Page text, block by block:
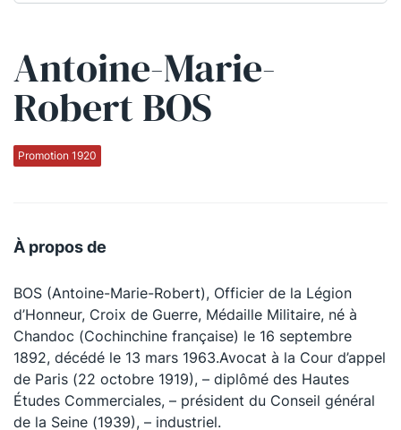
Antoine-Marie-
Robert BOS
Promotion 1920
À propos de
BOS (Antoine-Marie-Robert), Officier de la Légion
d’Honneur, Croix de Guerre, Médaille Militaire, né à
Chandoc (Cochinchine française) le 16 septembre
1892, décédé le 13 mars 1963.Avocat à la Cour d’appel
de Paris (22 octobre 1919), – diplômé des Hautes
Études Commerciales, – président du Conseil général
de la Seine (1939), – industriel.
Qui sommes-nous ?
La Conférence
La défense pénale
Le Concours de la Conférence
La Conférence Berryer
La Petite Conférence